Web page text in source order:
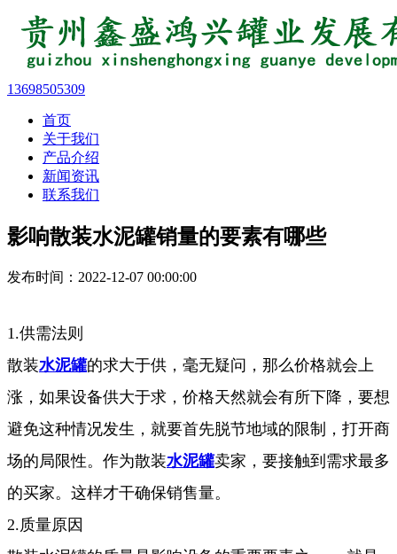
13698505309
首页
关于我们
产品介绍
新闻资讯
联系我们
影响散装水泥罐销量的要素有哪些
发布时间：2022-12-07 00:00:00
1.供需法则
散装水泥罐的求大于供，毫无疑问，那么价格就会上
涨，如果设备供大于求，价格天然就会有所下降，要想
避免这种情况发生，就要首先脱节地域的限制，打开商
场的局限性。作为散装水泥罐卖家，要接触到需求最多
的买家。这样才干确保销售量。
2.质量原因